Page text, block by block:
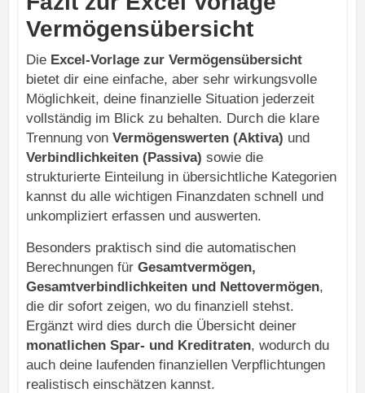
Vermögensübersicht
Die Excel-Vorlage zur Vermögensübersicht
bietet dir eine einfache, aber sehr wirkungsvolle
Möglichkeit, deine finanzielle Situation jederzeit
vollständig im Blick zu behalten. Durch die klare
Trennung von Vermögenswerten (Aktiva) und
Verbindlichkeiten (Passiva) sowie die
strukturierte Einteilung in übersichtliche Kategorien
kannst du alle wichtigen Finanzdaten schnell und
unkompliziert erfassen und auswerten.
Besonders praktisch sind die automatischen
Berechnungen für Gesamtvermögen,
Gesamtverbindlichkeiten und Nettovermögen,
die dir sofort zeigen, wo du finanziell stehst.
Ergänzt wird dies durch die Übersicht deiner
monatlichen Spar- und Kreditraten, wodurch du
auch deine laufenden finanziellen Verpflichtungen
realistisch einschätzen kannst.